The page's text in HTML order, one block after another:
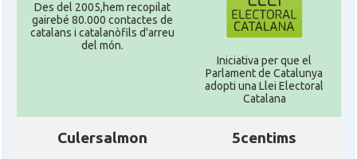
Des del 2005,hem recopilat
gairebé 80.000 contactes de
catalans i catalanòfils d'arreu
del món.
Iniciativa per que el
Parlament de Catalunya
adopti una Llei Electoral
Catalana
Culersalmon 5centims